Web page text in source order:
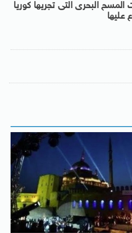
المسح البحرى التى تجريها كوريا
عليها